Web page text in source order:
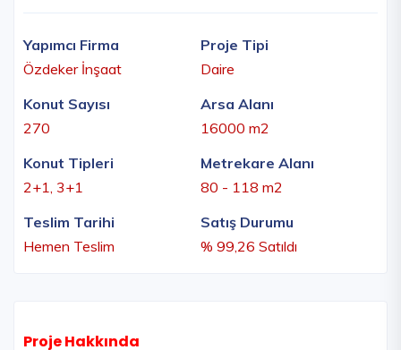
Yapımcı Firma
Özdeker İnşaat
Proje Tipi
Daire
Konut Sayısı
270
Arsa Alanı
16000 m2
Konut Tipleri
2+1, 3+1
Metrekare Alanı
80 - 118 m2
Teslim Tarihi
Hemen Teslim
Satış Durumu
% 99,26 Satıldı
Proje Hakkında